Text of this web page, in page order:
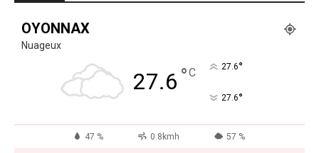
OYONNAX
Nuageux
27.6 °C 27.6°
27.6°
47 % 0.8kmh 57 %